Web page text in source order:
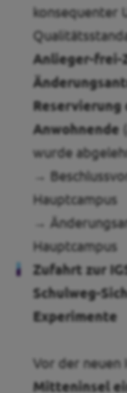
konsequenter
Anlieger-frei-
Reservierung
Anwohnende
wurde
→
Hauptcampus
→
Hauptcampus
Zufahrt zur
Schulweg-
Experimente
Vor der neuen
Mitteninsel